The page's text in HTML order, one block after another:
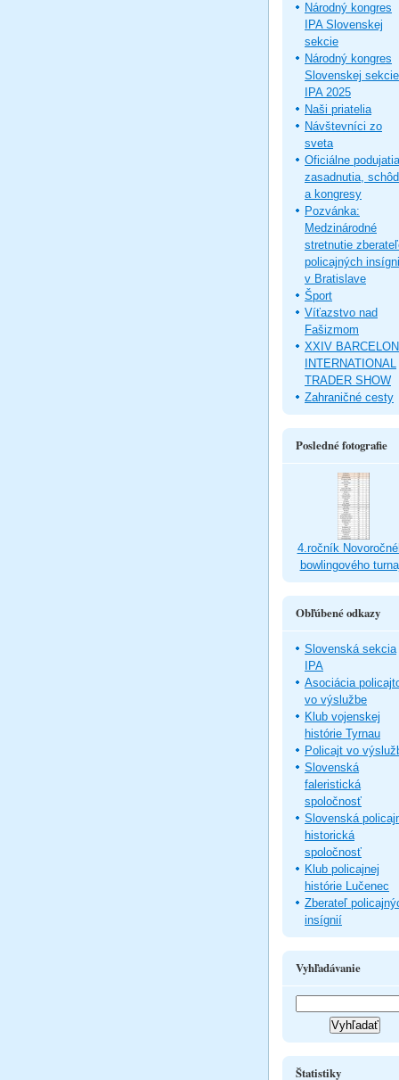
Národný kongres
IPA Slovenskej
sekcie
Národný kongres
Slovenskej sekcie
IPA 2025
Naši priatelia
Návštevníci zo
sveta
Oficiálne
zasadnutia,
a kongresy
Pozvánka:
Medzinárodné
stretnutie
policajných
v Bratislave
Šport
Víťazstvo nad
Fašizmom
XXIV
INTERNATIONAL
TRADER SHOW
Zahraničné cesty
Posledné fotografie
4.ročník
bowlingového
Obľúbené odkazy
Slovenská sekcia
IPA
Asociácia
vo výslužbe
Klub vojenskej
histórie Tyrnau
Policajt vo
Slovenská
faleristická
spoločnosť
Slovenská
historická
spoločnosť
Klub policajnej
histórie Lučenec
Zberateľ
insígnií
Vyhľadávanie
Štatistiky